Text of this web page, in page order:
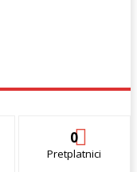
0
Pretplatnici